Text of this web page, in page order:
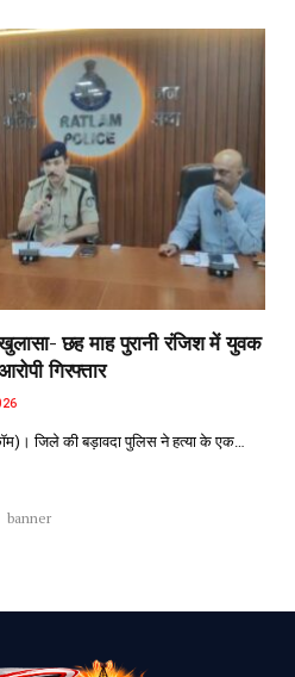
छह माह पुरानी रंजिश में युवक
गिरफ्तार
जिले की बड़ावदा पुलिस ने हत्या के एक…
banner